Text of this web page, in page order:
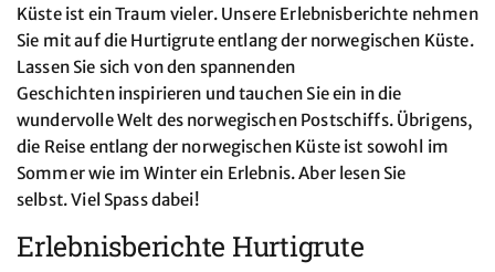
Küste ist ein Traum vieler. Unsere Erlebnisberichte nehmen
Sie mit auf die Hurtigrute entlang der norwegischen Küste.
Lassen Sie sich von den spannenden
Geschichten inspirieren und tauchen Sie ein in die
wundervolle Welt des norwegischen Postschiffs. Übrigens,
die Reise entlang der norwegischen Küste ist sowohl im
Sommer wie im Winter ein Erlebnis. Aber lesen Sie
selbst. Viel Spass dabei!
Erlebnisberichte Hurtigrute